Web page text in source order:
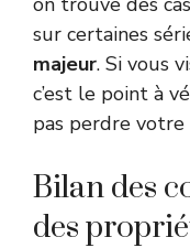
sur certaines
majeur. Si vous
c’est le point à
pas perdre
Bilan des
des